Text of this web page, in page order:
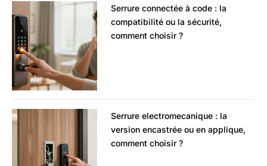
Serrure connectée à code : la
compatibilité ou la sécurité,
comment choisir ?
Serrure electromecanique : la
version encastrée ou en applique,
comment choisir ?